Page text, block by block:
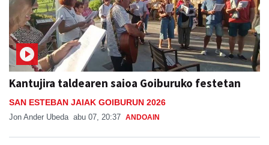
Kantujira taldearen saioa Goiburuko festetan
SAN ESTEBAN JAIAK GOIBURUN 2026
Jon Ander Ubeda abu 07, 20:37 ANDOAIN